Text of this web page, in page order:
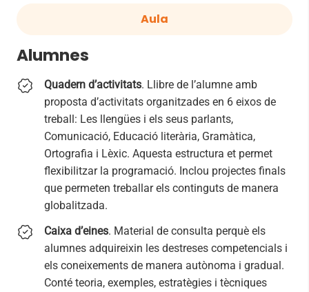
Aula
Alumnes
Quadern d’activitats. Llibre de l’alumne amb
proposta d’activitats organitzades en 6 eixos de
treball: Les llengües i els seus parlants,
Comunicació, Educació literària, Gramàtica,
Ortografia i Lèxic. Aquesta estructura et permet
flexibilitzar la programació. Inclou projectes finals
que permeten treballar els continguts de manera
globalitzada.
Caixa d’eines. Material de consulta perquè els
alumnes adquireixin les destreses competencials i
els coneixements de manera autònoma i gradual.
Conté teoria, exemples, estratègies i tècniques